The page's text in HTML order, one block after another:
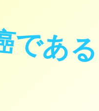
である